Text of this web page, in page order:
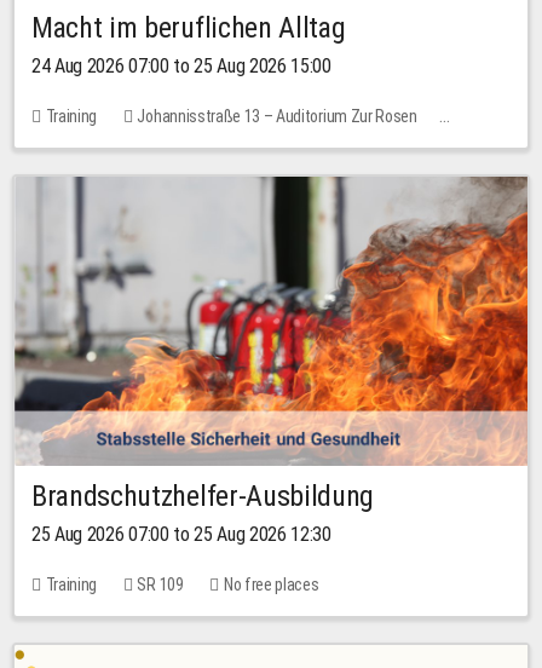
Macht im beruflichen Alltag
24 Aug 2026 07:00 to 25 Aug 2026 15:00
Training
Johannisstraße 13 – Auditorium Zur Rosen
1 place
30.00 EUR
Brandschutzhelfer-Ausbildung
25 Aug 2026 07:00 to 25 Aug 2026 12:30
Training SR 109 No free places